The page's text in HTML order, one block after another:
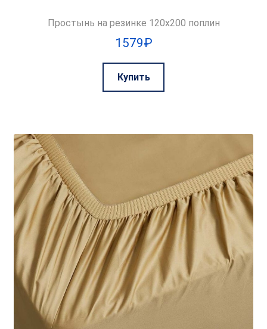
Простынь на резинке 120х200 поплин
1579₽
Купить